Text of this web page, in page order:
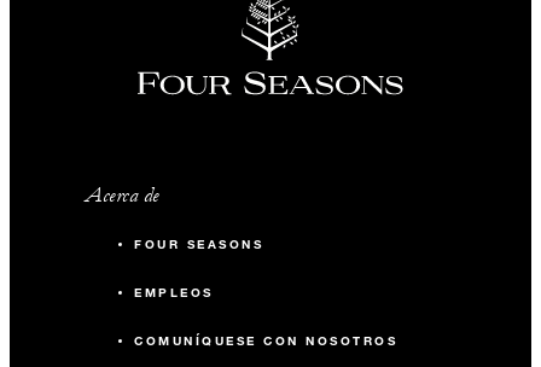
Acerca de
FOUR SEASONS
EMPLEOS
COMUNÍQUESE CON NOSOTROS